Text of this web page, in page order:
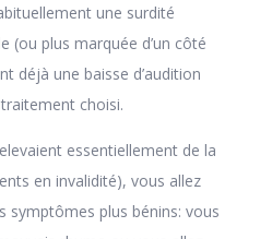
une surdité
(ou plus marquée d’un côté
déjà une baisse d’audition
choisi.
essentiellement de la
en invalidité), vous allez
symptômes plus bénins: vous